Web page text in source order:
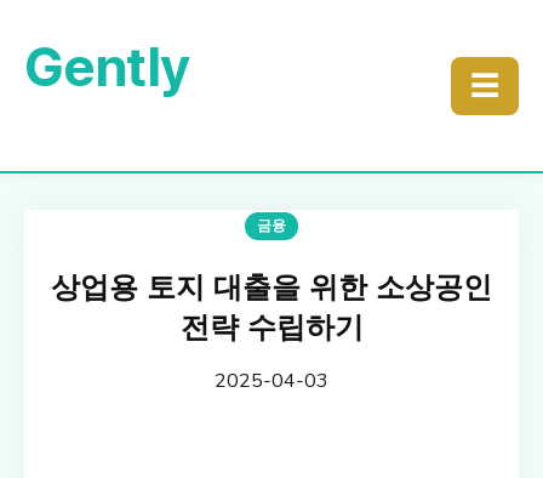
Gently ☰
금융
상업용 토지 대출을 위한 소상공인
전략 수립하기
2025-04-03